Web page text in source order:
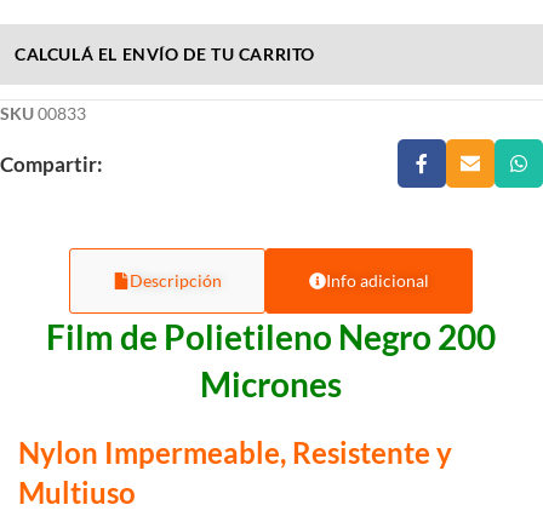
CALCULÁ EL ENVÍO DE TU CARRITO
SKU00833
Compartir:
Descripción Info adicional
Film de Polietileno Negro 200
Micrones
Nylon Impermeable, Resistente y
Multiuso